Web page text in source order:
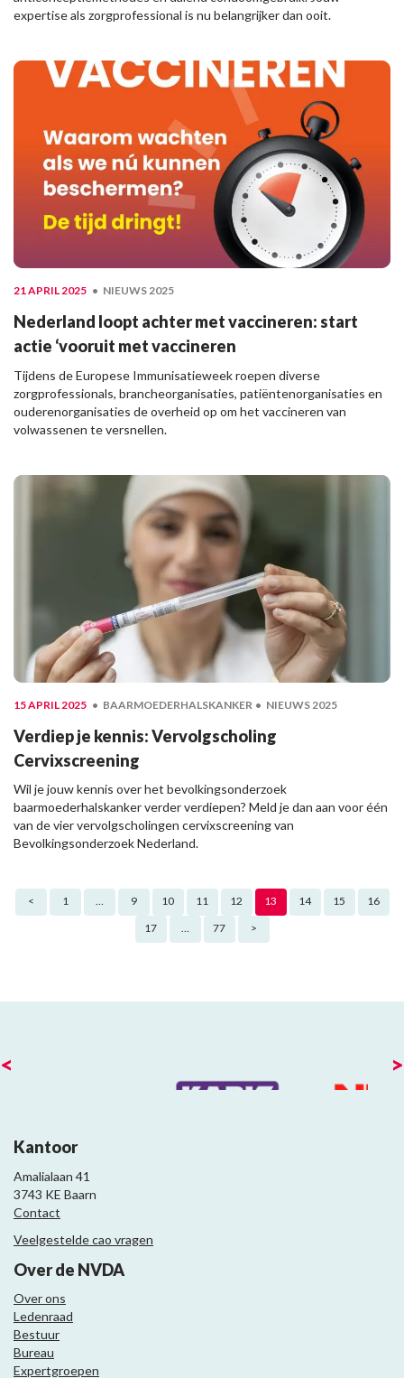
expertise als zorgprofessional is nu belangrijker dan ooit.
21 APRIL 2025 NIEUWS 2025
Nederland loopt achter met vaccineren: start
actie ‘vooruit met vaccineren
Tijdens de Europese Immunisatieweek roepen diverse
zorgprofessionals, brancheorganisaties, patiëntenorganisaties en
ouderenorganisaties de overheid op om het vaccineren van
volwassenen te versnellen.
15 APRIL 2025 BAARMOEDERHALSKANKER NIEUWS 2025
Verdiep je kennis: Vervolgscholing
Cervixscreening
Wil je jouw kennis over het bevolkingsonderzoek
baarmoederhalskanker verder verdiepen? Meld je dan aan voor één
van de vier vervolgscholingen cervixscreening van
Bevolkingsonderzoek Nederland.
Berichten paginering
< 1 … 9 10 11 12 13 14 15
16
17
… 77 >
< >
Kantoor
Amalialaan 41
3743 KE Baarn
Contact
Veelgestelde cao vragen
Over de NVDA
Over ons
Ledenraad
Bestuur
Bureau
Expertgroepen